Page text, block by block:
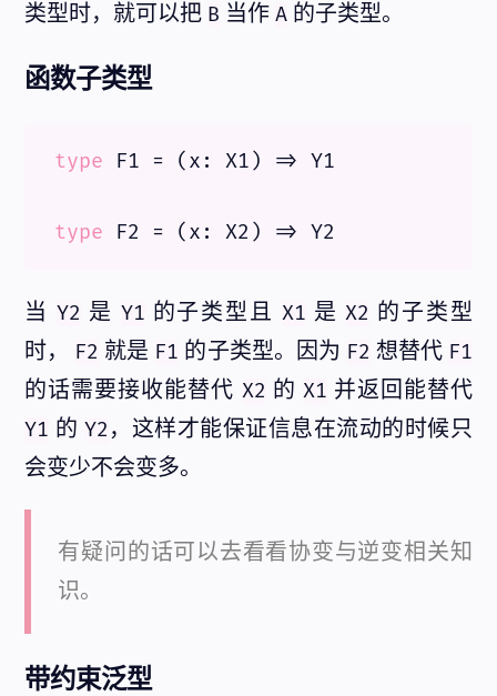
类型时，就可以把 B 当作A 的子类型。
函数子类型
type F1 = ( x: X1 ) => Y1
type F2 = ( x: X2 ) => Y2
当Y2 是 Y1 的子类型且 X1 是 X2 的子类型
时， F2 就是 F1 的子类型。因为 F2 想替代 F1
的话需要接收能替代 X2 的 X1 并返回能替代
Y1 的 Y2 ，这样才能保证信息在流动的时候只
会变少不会变多。
有疑问的话可以去看看协变与逆变相关知
识。
带约束泛型